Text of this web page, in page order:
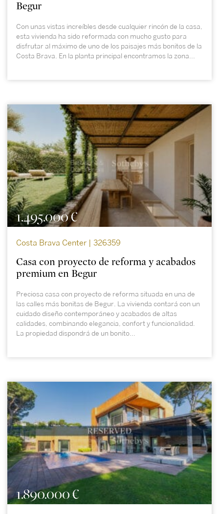
Begur
Con unas vistas increíbles desde cualquier rincón de la casa,
esta vivienda ha sido reformada con mucho gusto para
disfrutar al máximo de uno de los paisajes más bonitos de la
Costa Brava. En la planta principal encontramos la zona...
1.495.000 €
Costa Brava Center | 326359
Casa con proyecto de reforma y acabados
premium en Begur
Preciosa casa con proyecto de reforma situada en una de
las calles más bonitas de Begur. La vivienda contará con un
cuidado diseño contemporáneo y acabados de altas
calidades, combinando elegancia, confort y funcionalidad.
La propiedad dispondrá de un bonito...
1.890.000 €